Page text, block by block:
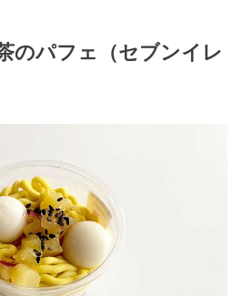
のパフェ（セブンイレ